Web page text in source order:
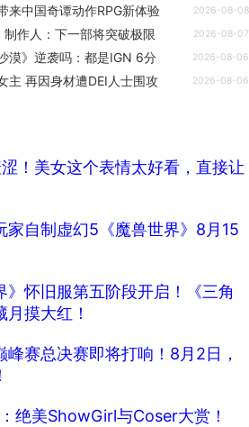
来中国奇谭动作RPG新体验 2026-08-08
制作人：下一部将突破极限 2026-08-07
漠》逆袭吗：都是IGN 6分 2026-08-06
主 再因身材遭DEI人士围攻 2026-08-06
！美女这个表情太好看，直接让
家自制虚幻5《魔兽世界》8月15
》怀旧服第五阶段开启！《三角
摸大红！
峰赛总决赛即将打响！8月2日，
绝美ShowGirl与Coser大赏！